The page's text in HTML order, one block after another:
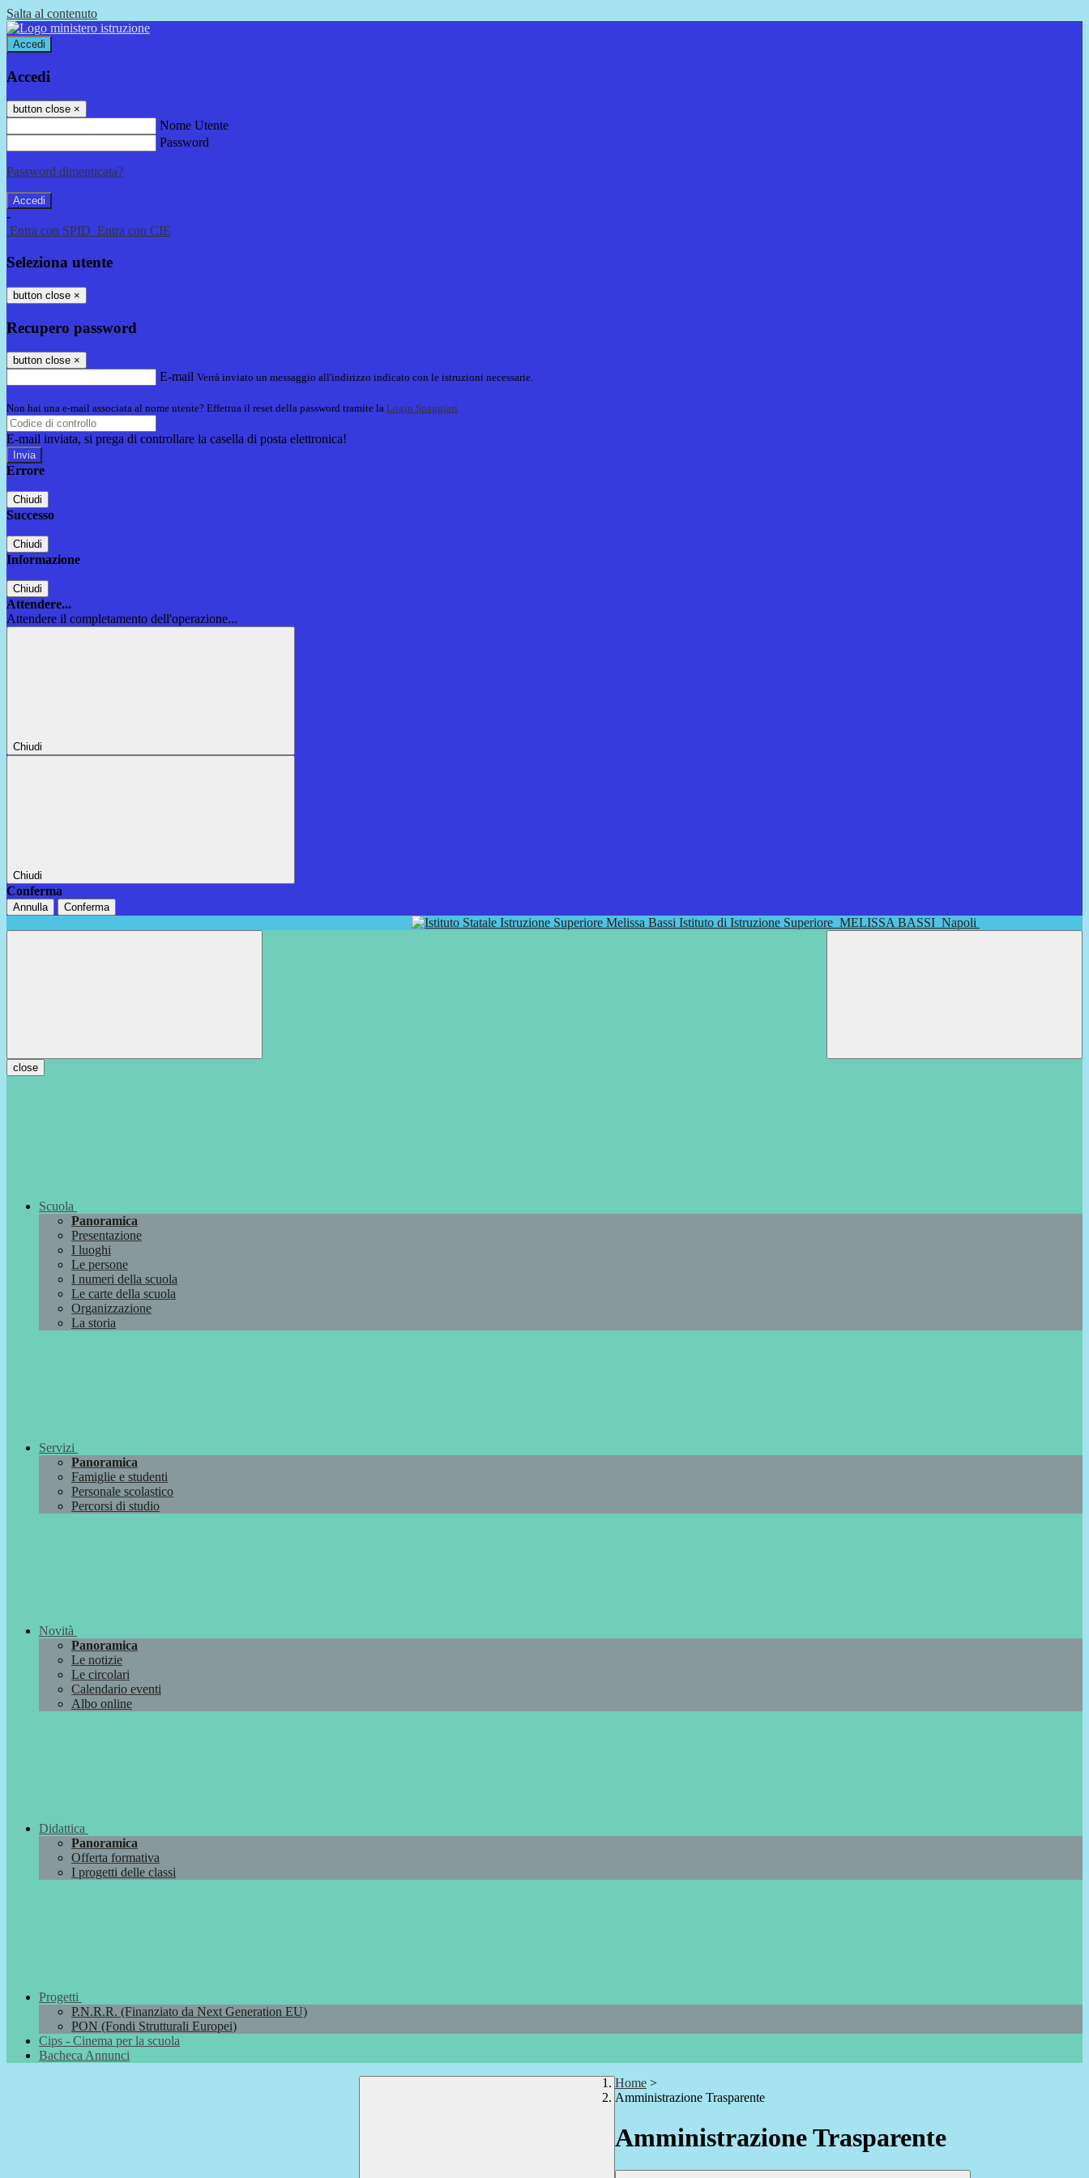
Salta al contenuto
Accedi
Accedi
button close ×
Nome Utente
Password
Password dimenticata?
-
Entra con SPID Entra con CIE
Seleziona utente
button close ×
Recupero password
button close ×
E-mail Verrà inviato un messaggio all'indirizzo indicato con le istruzioni necessarie.
Non hai una e-mail associata al nome utente? Effettua il reset della password tramite la Login Spaggiari
E-mail inviata, si prega di controllare la casella di posta elettronica!
Errore
Chiudi
Successo
Chiudi
Informazione
Chiudi
Attendere...
Attendere il completamento dell'operazione...
Chiudi
Chiudi
Conferma
Annulla Conferma
Istituto di Istruzione Superiore MELISSA BASSI Napoli
close
Scuola
Panoramica
Presentazione
I luoghi
Le persone
I numeri della scuola
Le carte della scuola
Organizzazione
La storia
Servizi
Panoramica
Famiglie e studenti
Personale scolastico
Percorsi di studio
Novità
Panoramica
Le notizie
Le circolari
Calendario eventi
Albo online
Didattica
Panoramica
Offerta formativa
I progetti delle classi
Progetti
P.N.R.R. (Finanziato da Next Generation EU)
PON (Fondi Strutturali Europei)
Cips - Cinema per la scuola
Bacheca Annunci
Home >
Amministrazione Trasparente
Amministrazione Trasparente